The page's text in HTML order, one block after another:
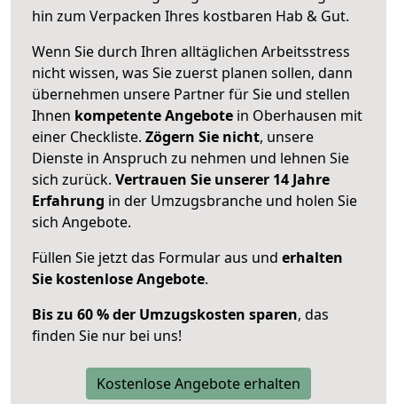
hin zum Verpacken Ihres kostbaren Hab & Gut.
Wenn Sie durch Ihren alltäglichen Arbeitsstress
nicht wissen, was Sie zuerst planen sollen, dann
übernehmen unsere Partner für Sie und stellen
Ihnen kompetente Angebote in Oberhausen mit
einer Checkliste. Zögern Sie nicht, unsere
Dienste in Anspruch zu nehmen und lehnen Sie
sich zurück. Vertrauen Sie unserer 14 Jahre
Erfahrung in der Umzugsbranche und holen Sie
sich Angebote.
Füllen Sie jetzt das Formular aus und erhalten
Sie kostenlose Angebote.
Bis zu 60 % der Umzugskosten sparen, das
finden Sie nur bei uns!
Kostenlose Angebote erhalten